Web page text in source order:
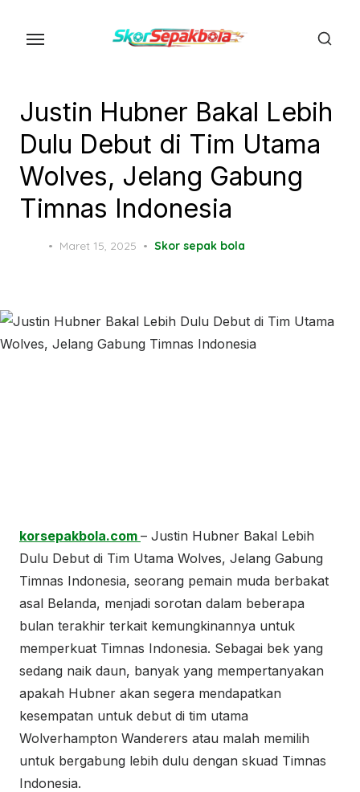
Justin Hubner Bakal Lebih
Dulu Debut di Tim Utama
Wolves, Jelang Gabung
Timnas Indonesia
Posted
Maret 15, 2025 Skor sepak bola
korsepakbola.com – Justin Hubner Bakal Lebih
Dulu Debut di Tim Utama Wolves, Jelang Gabung
Timnas Indonesia, seorang pemain muda berbakat
asal Belanda, menjadi sorotan dalam beberapa
bulan terakhir terkait kemungkinannya untuk
memperkuat Timnas Indonesia. Sebagai bek yang
sedang naik daun, banyak yang mempertanyakan
apakah Hubner akan segera mendapatkan
kesempatan untuk debut di tim utama
Wolverhampton Wanderers atau malah memilih
untuk bergabung lebih dulu dengan skuad Timnas
Indonesia.